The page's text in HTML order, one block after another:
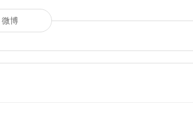
微博